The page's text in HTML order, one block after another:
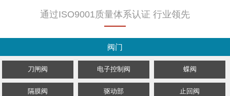
通过ISO9001质量体系认证 行业领先
阀门
刀闸阀 电子控制阀 蝶阀
隔膜阀 驱动部 止回阀